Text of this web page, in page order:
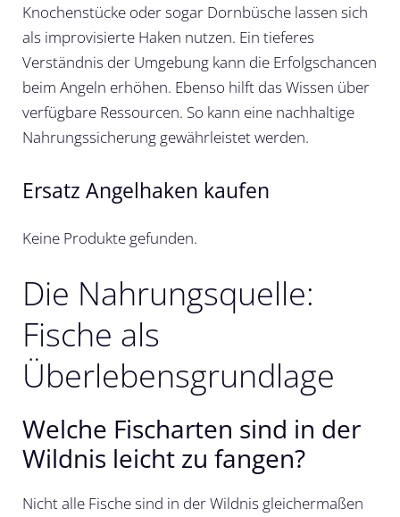
Knochenstücke oder sogar Dornbüsche lassen sich
als improvisierte Haken nutzen. Ein tieferes
Verständnis der Umgebung kann die Erfolgschancen
beim Angeln erhöhen. Ebenso hilft das Wissen über
verfügbare Ressourcen. So kann eine nachhaltige
Nahrungssicherung gewährleistet werden.
Ersatz Angelhaken kaufen
Keine Produkte gefunden.
Die Nahrungsquelle:
Fische als
Überlebensgrundlage
Welche Fischarten sind in der
Wildnis leicht zu fangen?
Nicht alle Fische sind in der Wildnis gleichermaßen